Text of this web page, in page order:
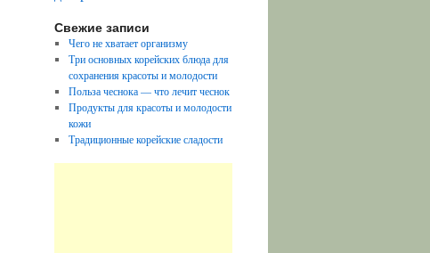
Свежие записи
Чего не хватает организму
Три основных корейских блюда для
сохранения красоты и молодости
Польза чеснока — что лечит чеснок
Продукты для красоты и молодости
кожи
Традиционные корейские сладости